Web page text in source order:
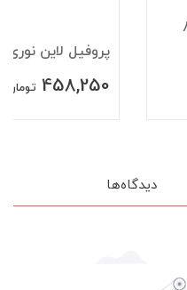
عمق8
پروفیل لاین نوری
458,250 تومان
دیدگاه‌ها